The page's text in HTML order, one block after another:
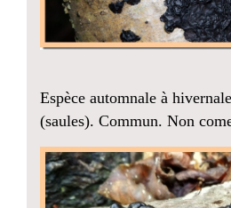
Espèce automnale à
(saules). Commun. Non